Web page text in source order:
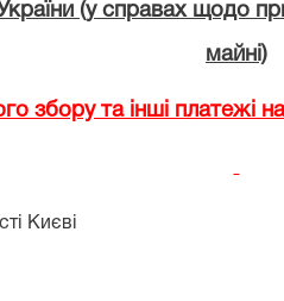
(у справах щодо
майні)
збору та інші платежі
Києві